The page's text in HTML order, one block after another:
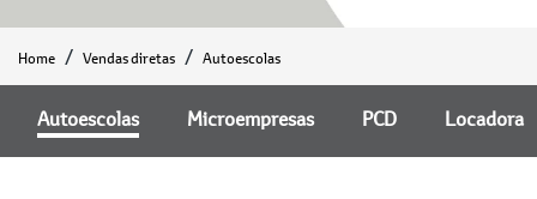
Home Vendas diretas Autoescolas
Microempresas PCD Locadora
Autoescolas